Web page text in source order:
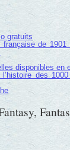
gratuits
française de
disponibles en
l’histoire des